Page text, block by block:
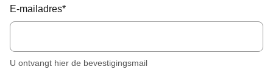
E-mailadres*
U ontvangt hier de bevestigingsmail